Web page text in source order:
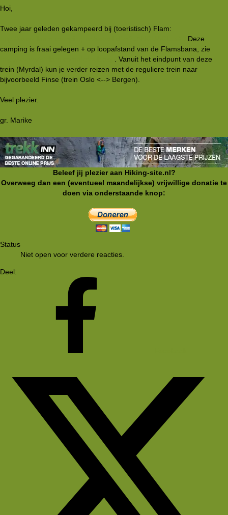
Hoi,
Twee jaar geleden gekampeerd bij (toeristisch) Flam:
Deze
camping is fraai gelegen + op loopafstand van de Flamsbana, zie
. Vanuit het eindpunt van deze
trein (Myrdal) kun je verder reizen met de reguliere trein naar
bijvoorbeeld Finse (trein Oslo <--> Bergen).
Veel plezier.
gr. Marike
Beleef jij plezier aan Hiking-site.nl?
Overweeg dan een (eventueel maandelijkse) vrijwillige donatie te
doen via onderstaande knop:
Status
Niet open voor verdere reacties.
Deel: